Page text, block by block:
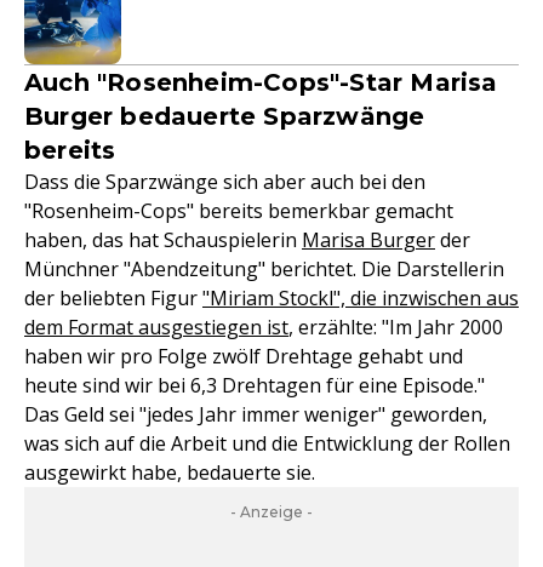
Auch "Rosenheim-Cops"-Star Marisa
Burger bedauerte Sparzwänge
bereits
Dass die Sparzwänge sich aber auch bei den
"Rosenheim-Cops" bereits bemerkbar gemacht
haben, das hat Schauspielerin Marisa Burgerder
Münchner "Abendzeitung" berichtet. Die Darstellerin
der beliebten Figur"Miriam Stockl", die inzwischen aus
dem Format ausgestiegen ist, erzählte: "Im Jahr 2000
haben wir pro Folge zwölf Drehtage gehabt und
heute sind wir bei 6,3 Drehtagen für eine Episode."
Das Geld sei "jedes Jahr immer weniger" geworden,
was sich auf die Arbeit und die Entwicklung der Rollen
ausgewirkt habe, bedauerte sie.
- Anzeige -